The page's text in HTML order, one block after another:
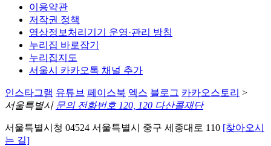
이용약관
저작권 정책
영상정보처리기기 운영·관리 방침
누리집 바로잡기
누리집지도
서울시 카카오톡 채널 추가
인스타그램 유튜브 페이스북 엑스 블로그 카카오스토리 >
서울특별시 문의 전화번호 120, 120 다산콜재단
서울특별시청 04524 서울특별시 중구 세종대로 110 [찾아오시
는 길]